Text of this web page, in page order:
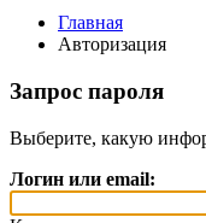
Главная
Авторизация
Запрос пароля
Выберите, какую
Логин или email: